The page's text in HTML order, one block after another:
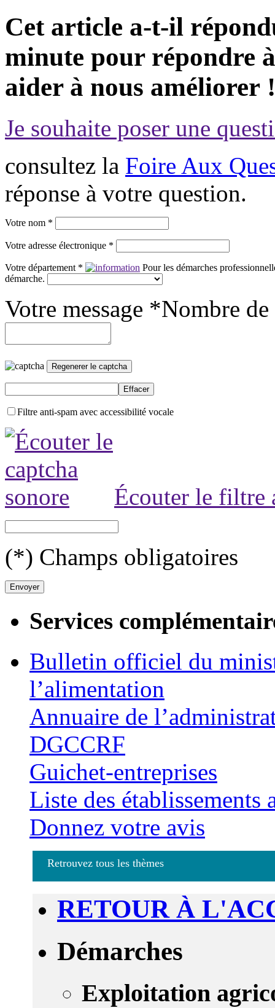
Cet article a-t-il
minute pour répondre
aider à nous améliorer !
Je souhaite poser une
consultez la Foire Aux
réponse à votre question.
Votre nom *
Votre adresse électronique *
Votre département *
Pour les démarches
démarche.
Votre message *Nombre
Filtre anti-spam avec accessibilité vocale
Écouter le filtre
(*) Champs obligatoires
Services
Bulletin officiel du
l’alimentation
Annuaire de
DGCCRF
Guichet-entreprises
Liste des établissements
Donnez votre avis
Retrouvez tous les thèmes
RETOUR À
Démarches
Exploitation